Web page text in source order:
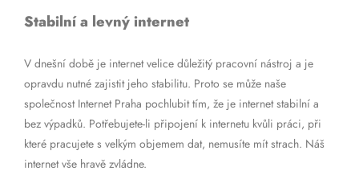
Stabilní a levný internet
V dnešní době je internet velice důležitý pracovní nástroj a je
opravdu nutné zajistit jeho stabilitu. Proto se může naše
společnost Internet Praha pochlubit tím, že je internet stabilní a
bez výpadků. Potřebujete-li připojení k internetu kvůli práci, při
které pracujete s velkým objemem dat, nemusíte mít strach. Náš
internet vše hravě zvládne.